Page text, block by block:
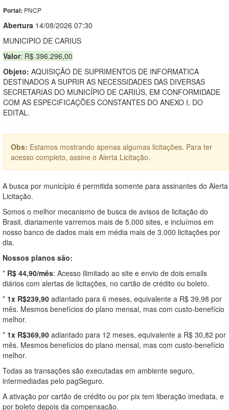
Portal: PNCP
Abertura 14/08/2026 07:30
MUNICIPIO DE CARIUS
Valor: R$ 396.296,00
Objeto: AQUISIÇÃO DE SUPRIMENTOS DE INFORMATICA
DESTINADOS A SUPRIR AS NECESSIDADES DAS DIVERSAS
SECRETARIAS DO MUNICÍPIO DE CARIÚS, EM CONFORMIDADE
COM AS ESPECIFICAÇÕES CONSTANTES DO ANEXO I, DO
EDITAL.
Obs: Estamos mostrando apenas algumas licitações. Para ter
acesso completo, assine o Alerta Licitação.
A busca por município é permitida somente para assinantes do Alerta
Licitação.
Somos o melhor mecanismo de busca de avisos de licitação do
Brasil, diariamente varremos mais de 5.000 sites, e incluímos em
nosso banco de dados mais em média mais de 3.000 licitações por
dia.
Nossos planos são:
* R$ 44,90/mês: Acesso ilimitado ao site e envio de dois emails
diários com alertas de licitações, no cartão de crédito ou boleto.
* 1x R$239,90 adiantado para 6 meses, equivalente a R$ 39,98 por
mês. Mesmos benefícios do plano mensal, mas com custo-benefício
melhor.
* 1x R$369,90 adiantado para 12 meses, equivalente a R$ 30,82 por
mês. Mesmos benefícios do plano mensal, mas com custo-benefício
melhor.
Todas as transações são executadas em ambiente seguro,
intermediadas pelo pagSeguro.
A ativação por cartão de crédito ou por pix tem liberação imediata, e
por boleto depois da compensação.